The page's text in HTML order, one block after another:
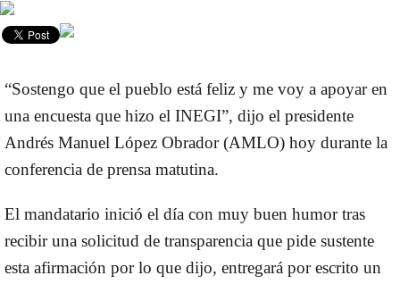
“Sostengo que el pueblo está feliz y me voy a apoyar en
una encuesta que hizo el INEGI”, dijo el presidente
Andrés Manuel López Obrador (AMLO) hoy durante la
conferencia de prensa matutina.
El mandatario inició el día con muy buen humor tras
recibir una solicitud de transparencia que pide sustente
esta afirmación por lo que dijo, entregará por escrito un